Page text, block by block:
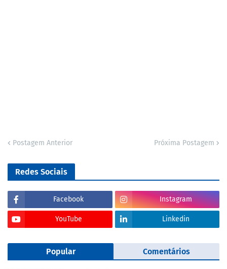
Postagem Anterior Próxima Postagem
Redes Sociais
Facebook Instagram
YouTube Linkedin
Popular Comentários